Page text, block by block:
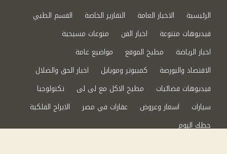
الرئيسية الاخبار العامة التقارير الخاصة
القسم الطبي
فيديوهات متنوعة
اخبار الفن
منوعات مسيحية
اخبار الرياضة
مطبخ الموقع
مواضيع عامة
الاقتصاد والبورصة
كمبيوتر وموبايل
اخبار الحق والضلال
فيديوهات فضائيات
مطبخ الاكل مع لى لى
تكنولوجيا
سيارات
اسعار وعروض عقارات في مصر
الابراج الفلكية
حظك اليوم